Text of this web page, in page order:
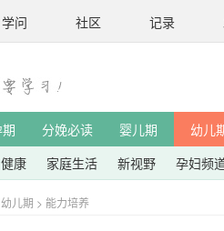
学问 社区 记录
分娩必读 婴儿期 幼儿
康 家庭生活 新视野 孕妇频
幼儿期 > 能力培养